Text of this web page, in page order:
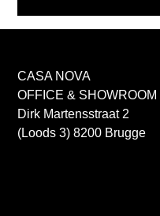
CASA NOVA
OFFICE & SHOWROOM
Dirk Martensstraat 2
(Loods 3) 8200 Brugge